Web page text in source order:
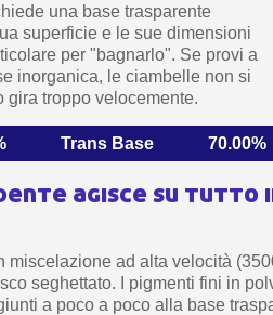
una base trasparente
superficie e le sue dimensioni
per "bagnarlo". Se provi a
inorganica, le ciambelle non si
gira troppo velocemente.
Trans Base 70.00%
agisce su tutto
miscelazione ad alta velocità
seghettato. I pigmenti fini in
a poco a poco alla base